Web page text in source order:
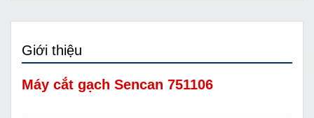
Giới thiệu
Máy cắt gạch Sencan 751106